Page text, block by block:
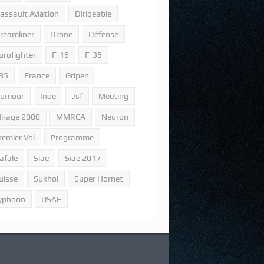
Aviation Dirigeable
Drone Défense
F-16 F-35
France Gripen
Inde Jsf Meeting
2000 MMRCA Neuron
Vol Programme
Siae Siae 2017
Sukhoi Super Hornet
USAF